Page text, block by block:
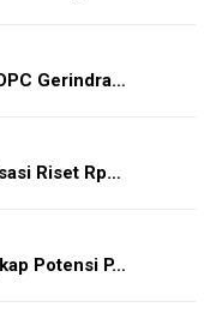
Gerindra…
Riset Rp…
Potensi P…